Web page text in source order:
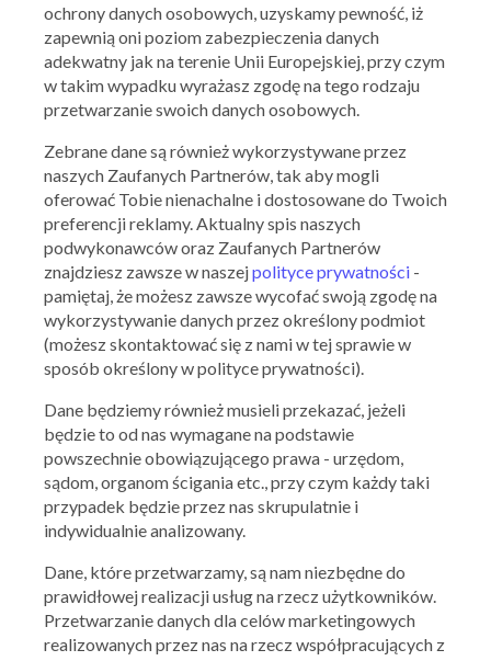
Prosecco Bistro & Wine Bar
Kupony, zniżki, promocje
Ocena: 3.91/5 33oceny
+ Dodaj kupon
PODOBNE MARKI
ochrony danych osobowych, uzyskamy pewność, iż
zapewnią oni poziom zabezpieczenia danych
adekwatny jak na terenie Unii Europejskiej, przy czym
w takim wypadku wyrażasz zgodę na tego rodzaju
przetwarzanie swoich danych osobowych.
Zebrane dane są również wykorzystywane przez
naszych Zaufanych Partnerów, tak aby mogli
oferować Tobie nienachalne i dostosowane do Twoich
preferencji reklamy. Aktualny spis naszych
podwykonawców oraz Zaufanych Partnerów
znajdziesz zawsze w naszejpolityce prywatności -
pamiętaj, że możesz zawsze wycofać swoją zgodę na
wykorzystywanie danych przez określony podmiot
(możesz skontaktować się z nami w tej sprawie w
sposób określony w polityce prywatności).
Dane będziemy również musieli przekazać, jeżeli
będzie to od nas wymagane na podstawie
powszechnie obowiązującego prawa - urzędom,
sądom, organom ścigania etc., przy czym każdy taki
przypadek będzie przez nas skrupulatnie i
indywidualnie analizowany.
Dane, które przetwarzamy, są nam niezbędne do
prawidłowej realizacji usług na rzecz użytkowników.
Przetwarzanie danych dla celów marketingowych
realizowanych przez nas na rzecz współpracujących z